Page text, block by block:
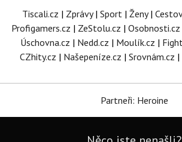
Tiscali.cz | Zprávy| Sport | Ženy|
Profigamers.cz | ZeStolu.cz | Osobnosti.cz
Úschovna.cz | Nedd.cz | Moulík.cz |
CZhity.cz | Našepeníze.cz | Srovnám.cz |
Partneři: Heroine